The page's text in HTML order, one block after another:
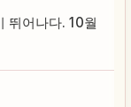
뛰어나다. 10월